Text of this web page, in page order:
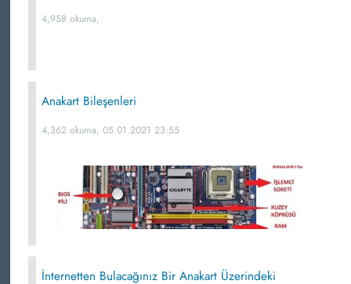
4,958 okuma,
Anakart Bileşenleri
4,362 okuma, 05.01.2021 23:55
İnternetten Bulacağınız Bir Anakart Üzerindeki